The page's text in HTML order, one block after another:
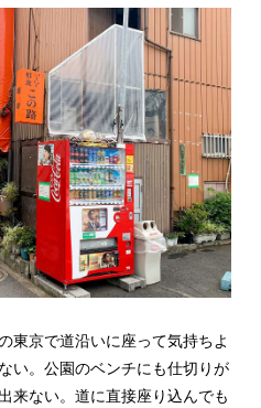
東京で道沿いに座って気持ちよ
い。公園のベンチにも仕切りが
来ない。道に直接座り込んでも